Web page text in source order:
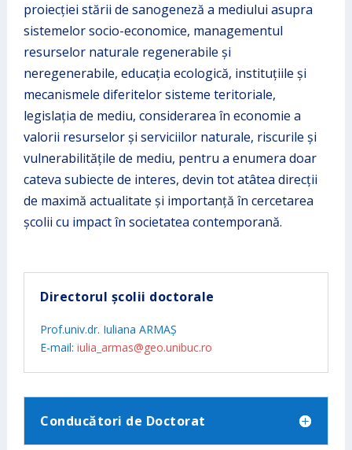
proiecţiei stării de sanogeneză a mediului asupra
sistemelor socio-economice, managementul
resurselor naturale regenerabile şi
neregenerabile, educaţia ecologică, instituţiile şi
mecanismele diferitelor sisteme teritoriale,
legislaţia de mediu, considerarea în economie a
valorii resurselor şi serviciilor naturale, riscurile și
vulnerabilitățile de mediu, pentru a enumera doar
cateva subiecte de interes, devin tot atâtea direcții
de maximă actualitate și importanță în cercetarea
școlii cu impact în societatea contemporană.
Directorul școlii doctorale
Prof.univ.dr. Iuliana ARMAȘ
E-mail:iulia_armas@geo.unibuc.ro
Conducători de Doctorat